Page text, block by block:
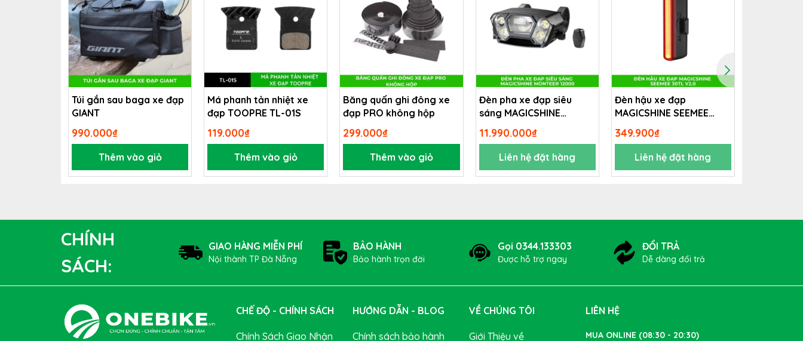
Cảm biến điều chỉnh độ sáng tự động
Một tính năng đáng chú ý của đèn xe đạp ROCKBROS RHL-1500 làcảm biến tự động điều chỉnh độ sáng . Đèn sẽ tự động
Túi gắn sau baga xe đạp
GIANT
990.000₫
Thêm vào giỏ
Má phanh tản nhiệt xe
đạp TOOPRE TL-01S
119.000₫
Thêm vào giỏ
Băng quấn ghi đông xe
đạp PRO không hộp
299.000₫
Thêm vào giỏ
Đèn pha xe đạp siêu
sáng MAGICSHINE
MONTEER 12000
11.990.000₫
Liên hệ đặt hàng
Đèn hậu xe đạp
MAGICSHINE SEEMEE
30TL V2.0
349.900₫
Liên hệ đặt hàng
CHÍNH
SÁCH:
GIAO HÀNG MIỄN PHÍ
Nội thành TP Đà Nẵng
BẢO HÀNH
Bảo hành trọn đời
Gọi 0344.133303
Được hỗ trợ ngay
ĐỔI TRẢ
Dễ dàng đổi trả
CHẾ ĐỘ - CHÍNH SÁCH
Chính Sách Giao Nhận
HƯỚNG DẪN - BLOG
Chính sách bảo hành
VỀ CHÚNG TÔI
Giới Thiệu về
LIÊN HỆ
MUA ONLINE (08:30 - 20:30)